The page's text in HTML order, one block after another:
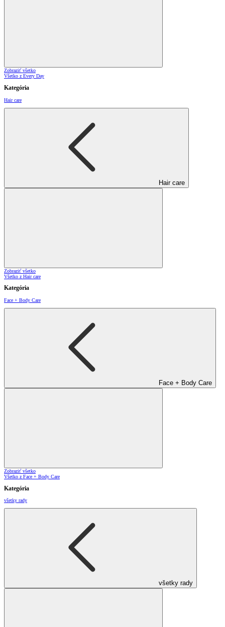
Zobraziť všetko
Všetko z Every Day
Kategória
Hair care
Hair care
Zobraziť všetko
Všetko z Hair care
Kategória
Face + Body Care
Face + Body Care
Zobraziť všetko
Všetko z Face + Body Care
Kategória
všetky rady
všetky rady